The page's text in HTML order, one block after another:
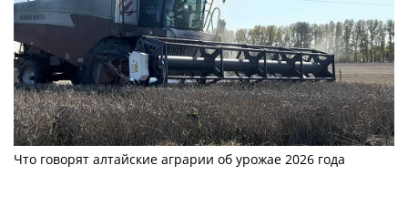
Что говорят алтайские аграрии об урожае 2026 года